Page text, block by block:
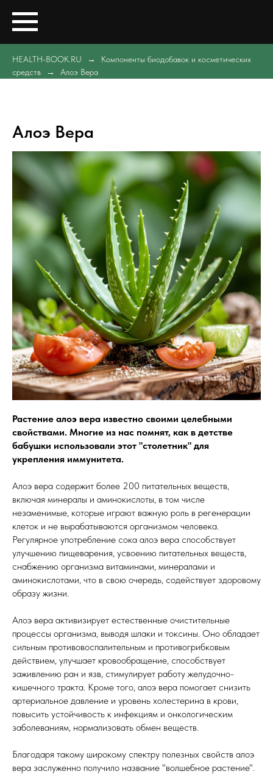
HEALTH-BOOK.RU
Компоненты биодобавок и косметических
средств
Алоэ Вера
Алоэ Вера
Растение алоэ вера известно своими целебными
свойствами. Многие из нас помнят, как в детстве
бабушки использовали этот "столетник" для
укрепления иммунитета.
Алоэ вера содержит более 200 питательных веществ,
включая минералы и аминокислоты, в том числе
незаменимые, которые играют важную роль в регенерации
клеток и не вырабатываются организмом человека.
Регулярное употребление сока алоэ вера способствует
улучшению пищеварения, усвоению питательных веществ,
снабжению организма витаминами, минералами и
аминокислотами, что в свою очередь, содействует здоровому
образу жизни.
Алоэ вера активизирует естественные очистительные
процессы организма, выводя шлаки и токсины. Оно обладает
сильным противовоспалительным и противогрибковым
действием, улучшает кровообращение, способствует
заживлению ран и язв, стимулирует работу желудочно-
кишечного тракта. Кроме того, алоэ вера помогает снизить
артериальное давление и уровень холестерина в крови,
повысить устойчивость к инфекциям и онкологическим
заболеваниям, нормализовать обмен веществ.
Благодаря такому широкому спектру полезных свойств алоэ
вера заслуженно получило название "волшебное растение".